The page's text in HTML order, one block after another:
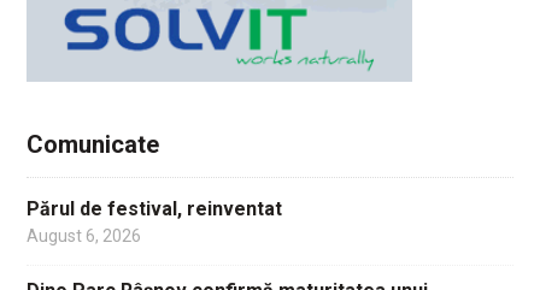
Comunicate
Părul de festival, reinventat
August 6, 2026